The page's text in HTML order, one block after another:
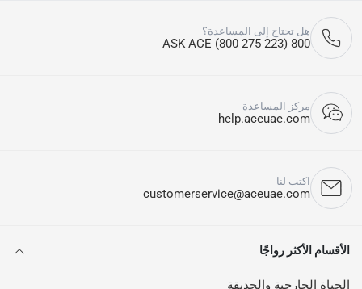
هل تحتاج إلى المساعدة؟
800 ASK ACE (800 275 223)
مركز المساعدة
help.aceuae.com
اكتب لنا
customerservice@aceuae.com
الأقسام الأكثر رواجًا
الحياة الخارجية والحديقة